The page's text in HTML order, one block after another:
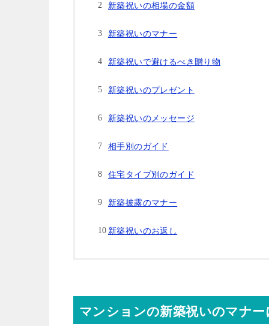
新築祝いの相場の金額
新築祝いのマナー
新築祝いで避けるべき贈り物
新築祝いのプレゼント
新築祝いのメッセージ
相手別のガイド
住宅タイプ別のガイド
新築披露のマナー
新築祝いのお返し
マンションの新築祝いのマナ